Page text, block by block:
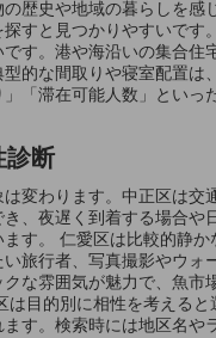
歴史や地域の暮らしを
すと見つかりやすいで
す。港や海沿いの集合
的な間取りや寝室配置
「滞在可能人数」とい
診断
変わります。中正区は
、夜遅く到着する場合
す。 仁愛区は比較的静
旅行者、写真撮影やウ
な雰囲気が魅力で、魚
目的別に相性を考える
。検索時には地区名や